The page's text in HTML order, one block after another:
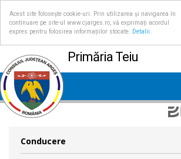
Acest site folosește cookie-uri. Prin utilizarea și navigarea în
continuare pe site-ul www.cjarges.ro, vă exprimați acordul
expres pentru folosirea informațiilor stocate.
Detalii
Primăria Teiu
Conducere